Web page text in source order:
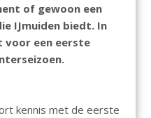
of gewoon een
IJmuiden biedt. In
voor een eerste
kennis met de eerste